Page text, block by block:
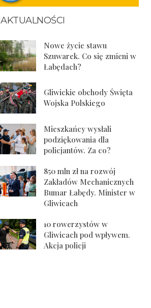
AKTUALNOŚCI
Nowe życie stawu
Szuwarek. Co się zmieni w
Łabędach?
Gliwickie obchody Święta
Wojska Polskiego
Mieszkańcy wysłali
podziękowania dla
policjantów. Za co?
850 mln zł na rozwój
Zakładów Mechanicznych
Bumar Łabędy. Minister w
Gliwicach
10 rowerzystów w
Gliwicach pod wpływem.
Akcja policji